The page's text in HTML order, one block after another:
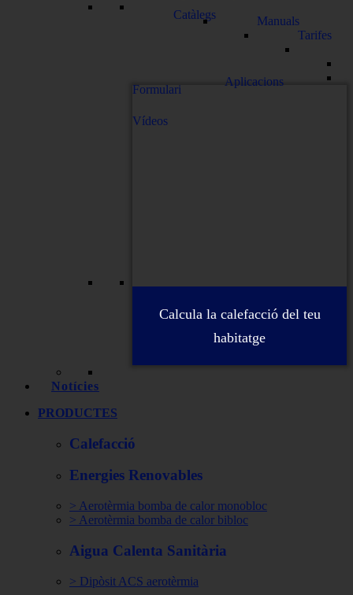
Catàlegs
Manuals
Tarifes
Formulari
Aplicacions
Vídeos
Calcula la calefacció del teu
habitatge
Notícies
PRODUCTES
Calefacció
Energies Renovables
> Aerotèrmia bomba de calor monobloc
> Aerotèrmia bomba de calor bibloc
Aigua Calenta Sanitària
> Dipòsit ACS aerotèrmia